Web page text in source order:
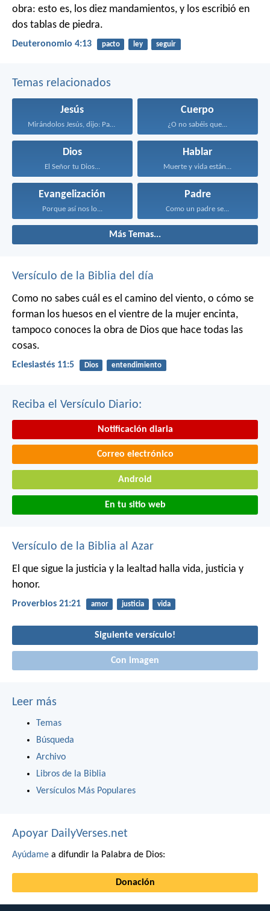
obra: esto es, los diez mandamientos, y los escribió en
dos tablas de piedra.
Deuteronomio 4:13 pacto ley seguir
Temas relacionados
Jesús
Mirándolos Jesús, dijo: Para...
Cuerpo
¿O no sabéis que...
Dios
El Señor tu Dios...
Hablar
Muerte y vida están...
Evangelización
Porque así nos lo...
Padre
Como un padre se...
Más Temas...
Versículo de la Biblia del día
Como no sabes cuál es el camino del viento, o cómo se
forman los huesos en el vientre de la mujer encinta,
tampoco conoces la obra de Dios que hace todas las
cosas.
Eclesiastés 11:5 Dios entendimiento
Reciba el Versículo Diario:
Notificación diaria
Correo electrónico
Android
En tu sitio web
Versículo de la Biblia al Azar
El que sigue la justicia y la lealtad halla vida, justicia y
honor.
Proverbios 21:21 amor justicia vida
Siguiente versículo!
Con imagen
Leer más
Temas
Búsqueda
Archivo
Libros de la Biblia
Versículos Más Populares
Apoyar DailyVerses.net
Ayúdame a difundir la Palabra de Dios:
Donación